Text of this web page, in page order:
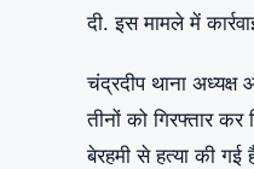
दी. इस मामले में
चंद्रदीप थाना अध्यक्ष
तीनों को गिरफ्तार
बेरहमी से हत्या की गई